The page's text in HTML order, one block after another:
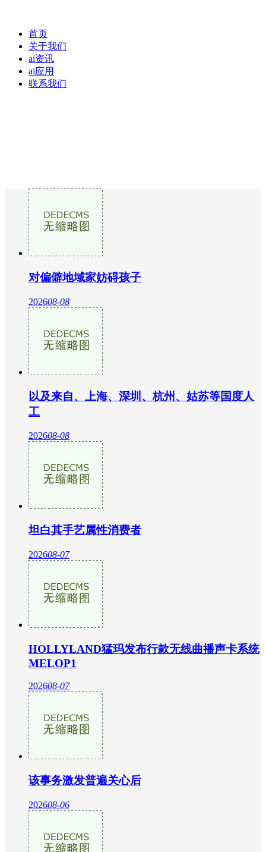
首页
关于我们
ai资讯
ai应用
联系我们
对偏僻地域家妨碍孩子
202608-08
以及来自、上海、深圳、杭州、姑苏等国度人
工
202608-08
坦白其手艺属性消费者
202608-07
HOLLYLAND猛玛发布行款无线曲播声卡系统
MELOP1
202608-07
该事务激发普遍关心后
202608-06